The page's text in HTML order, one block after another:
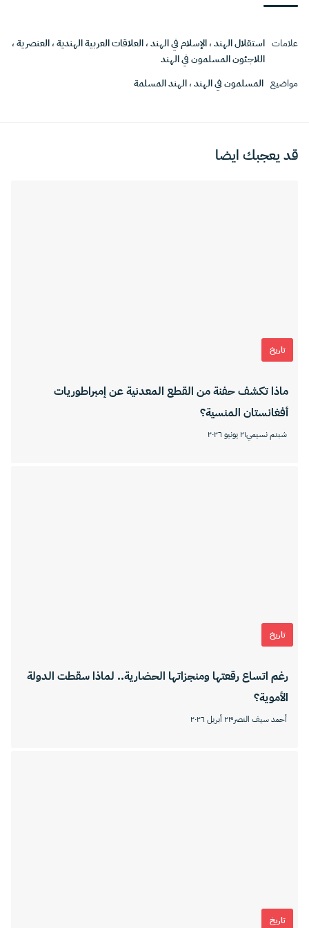
علامات استقلال الهند،الإسلام في الهند،العلاقات العربية الهندية،العنصرية،
اللاجئون المسلمون في الهند
مواضيع المسلمون في الهند،الهند المسلمة
قد يعجبك ايضا
تاريخ
ماذا تكشف حفنة من القطع المعدنية عن إمبراطوريات
أفغانستان المنسية؟
شبنم نسيمي٢١ يونيو ٢٠٢٦
تاريخ
رغم اتساع رقعتها ومنجزاتها الحضارية.. لماذا سقطت الدولة
الأموية؟
أحمد سيف النصر٢٣ أبريل ٢٠٢٦
تاريخ